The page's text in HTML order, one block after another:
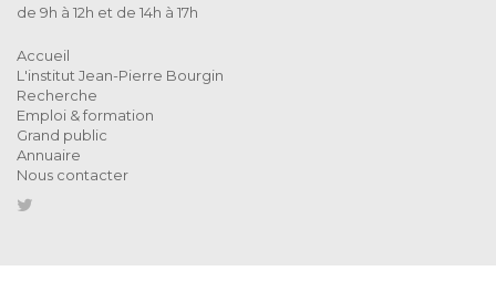
de 9h à 12h et de 14h à 17h
Accueil
L'institut Jean-Pierre Bourgin
Recherche
Emploi & formation
Grand public
Annuaire
Nous contacter